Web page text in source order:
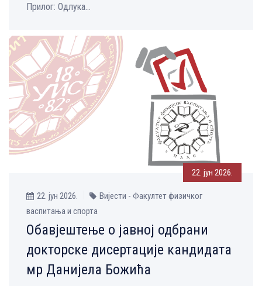
Прилог: Одлука...
22. јун 2026.
22. јун 2026.
Вијести - Факултет физичког
васпитања и спорта
Обавјештење о јавној одбрани
докторске дисертације кандидата
мр Данијела Божића